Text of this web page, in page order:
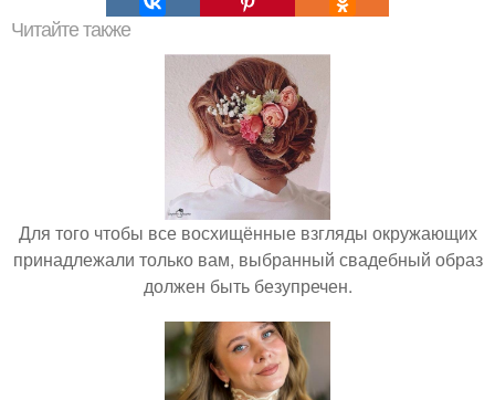
Читайте также
Для того чтобы все восхищённые взгляды окружающих
принадлежали только вам, выбранный свадебный образ
должен быть безупречен.